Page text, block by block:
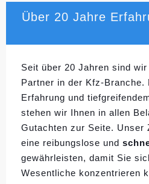
Über 20 Jahre
Seit über 20 Jahren sind
Partner in der Kfz-Branche.
Erfahrung und
stehen wir Ihnen in allen
Gutachten zur Seite. Unser
eine reibungslose und
gewährleisten, damit Sie
Wesentliche konzentrieren